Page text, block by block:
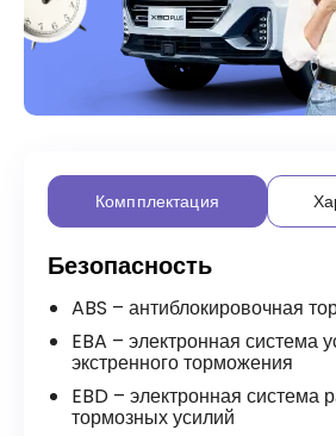
Компплектация
Безопасность
ABS – антиблокировочная
EBA – электронная система
экстренного торможения
EBD – электронная система
тормозных усилий